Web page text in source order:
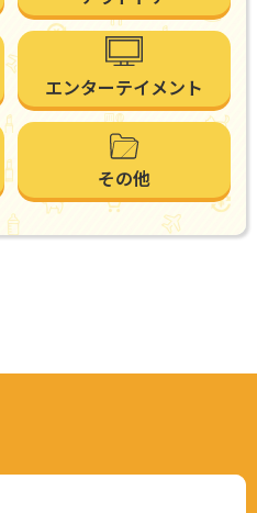
エンターテイメント
その他